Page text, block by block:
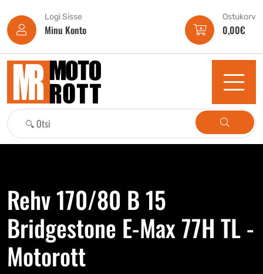
Logi Sisse
Minu Konto
Ostukorv
0,00€
Rehv 170/80 B 15
Bridgestone E-Max 77H TL -
Motorott